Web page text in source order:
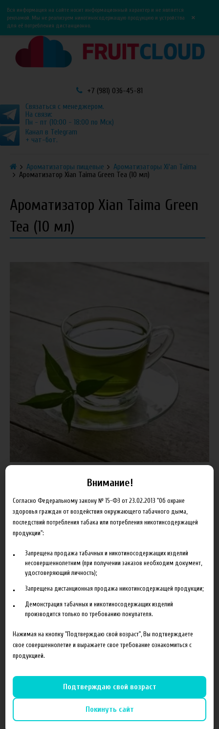
0
Вся информация на сайте носит информационный характер и не является
рекламой. Мы не реализуем никотиносодержащую продукцию и устройства
для её потребления дистанционно.
×
+7 (981) 036-45-81
Связаться с менеджером.
На связи:
Пн - пт (10:00 - 18:00 по Мск)
Канал в Telegram
+ чат-бот.
Ароматизаторы пищевые
Ароматизаторы Xi'an Taima
Ароматизатор Xian Taima Green Tea (10 мл)
Ароматизатор Xian Taima Green
Tea (10 мл)
Пищевой ароматизатор Xian Taima Green Tea предназначен для
производства самодельных жидкостей для электронных
сигарет.
179.00 руб
Товар отсутствует Добавить в сравнение
Характеристики Отзывы
Xain Taima
Объем
10 мл
Внимание!
Согласно Федеральному закону № 15-ФЗ от 23.02.2013 "Об охране
здоровья граждан от воздействия окружающего табачного дыма,
последствий потребления табака или потребления никотинсодержащей
продукции":
Запрещена продажа табачных и никотиносодержащих изделий
несовершеннолетним (при получении заказов необходим документ,
удостоверяющий личность);
Запрещена дистанционная продажа никотинсодержащей продукции;
Демонстрация табачных и никотиносодержащих изделий
производится только по требованию покупателя.
Нажимая на кнопку "Подтверждаю свой возраст", Вы подтверждаете
свое совершеннолетие и выражаете свое требование ознакомиться с
продукцией.
Подтверждаю свой возраст
Покинуть сайт